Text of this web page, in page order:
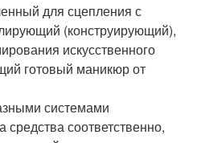
для сцепления с
(конструирующий),
искусственного
готовый маникюр от
системами
средства соответственно,